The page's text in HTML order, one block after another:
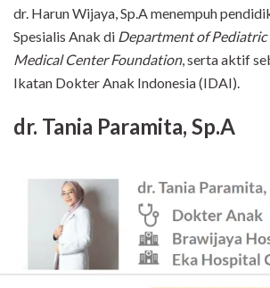
dr. Harun Wijaya, Sp.A menempuh
Spesialis Anak di Department of Pediatric
Medical Center Foundation, serta aktif
Ikatan Dokter Anak Indonesia (IDAI).
dr. Tania Paramita, Sp.A